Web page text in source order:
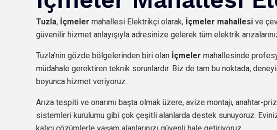
Tuzla, İçmeler mahallesi Elektrikçi olarak, İçmeler mahallesi ve
güvenilir hizmet anlayışıyla adresinize gelerek tüm elektrik
Tuzla’nin gözde bölgelerinden biri olan İçmeler mahallesinde
müdahale gerektiren teknik sorunlardır. Biz de tam bu noktada,
boyunca hizmet veriyoruz.
Arıza tespiti ve onarımı başta olmak üzere, avize montajı, anahtar-
sistemleri kurulumu gibi çok çeşitli alanlarda destek sunuyoruz.